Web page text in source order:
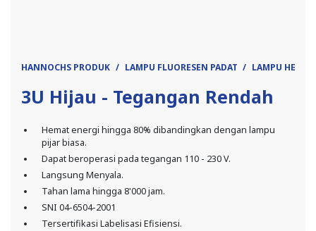
HANNOCHS PRODUK LAMPU FLUORESEN PADAT LAMPU
3U Hijau - Tegangan Rendah
Hemat energi hingga 80% dibandingkan dengan lampu
pijar biasa.
Dapat beroperasi pada tegangan 110 - 230 V.
Langsung Menyala.
Tahan lama hingga 8'000 jam.
SNI 04-6504-2001
Tersertifikasi Labelisasi Efisiensi.